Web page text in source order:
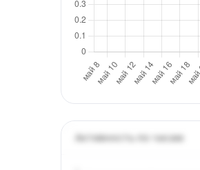
Активность по часам